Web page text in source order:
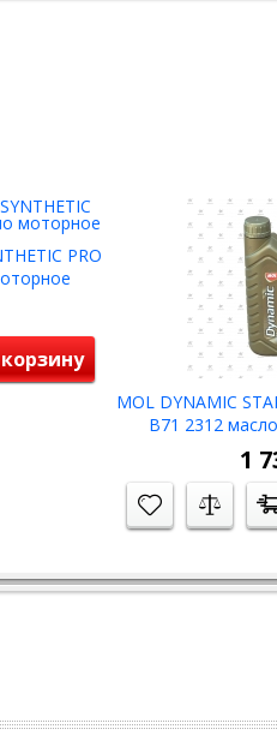
PRO
MOL DYNAMIC
B71 2312
1